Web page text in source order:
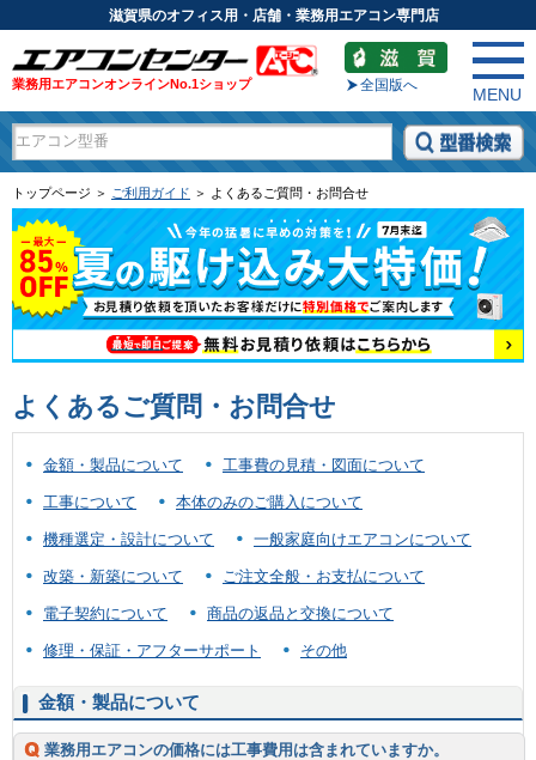
滋賀県のオフィス用・店舗・業務用エアコン専門店
業務用エアコンオンラインNo.1ショップ 全国版へ
MENU
トップページ ＞ ご利用ガイド ＞ よくあるご質問・お問合せ
よくあるご質問・お問合せ
金額・製品について 工事費の見積・図面について
工事について 本体のみのご購入について
機種選定・設計について 一般家庭向けエアコンについて
改築・新築について ご注文全般・お支払について
電子契約について 商品の返品と交換について
修理・保証・アフターサポート その他
金額・製品について
業務用エアコンの価格には工事費用は含まれていますか。